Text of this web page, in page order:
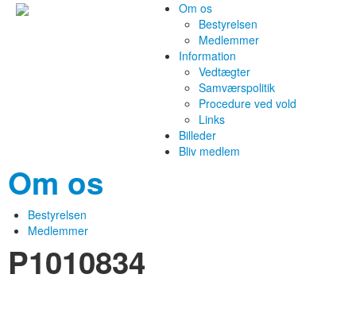
Om os
Bestyrelsen
Medlemmer
Information
Vedtægter
Samværspolitik
Procedure ved vold
Links
Billeder
Bliv medlem
Om os
Bestyrelsen
Medlemmer
P1010834